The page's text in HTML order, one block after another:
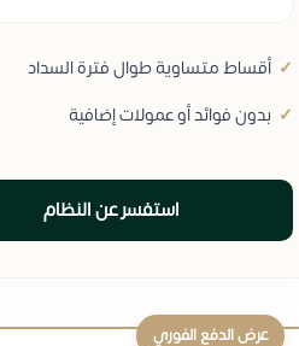
أقساط متساوية طوال فترة السداد
بدون فوائد أو عمولات إضافية
استفسر عن النظام
عرض الدفع الفوري